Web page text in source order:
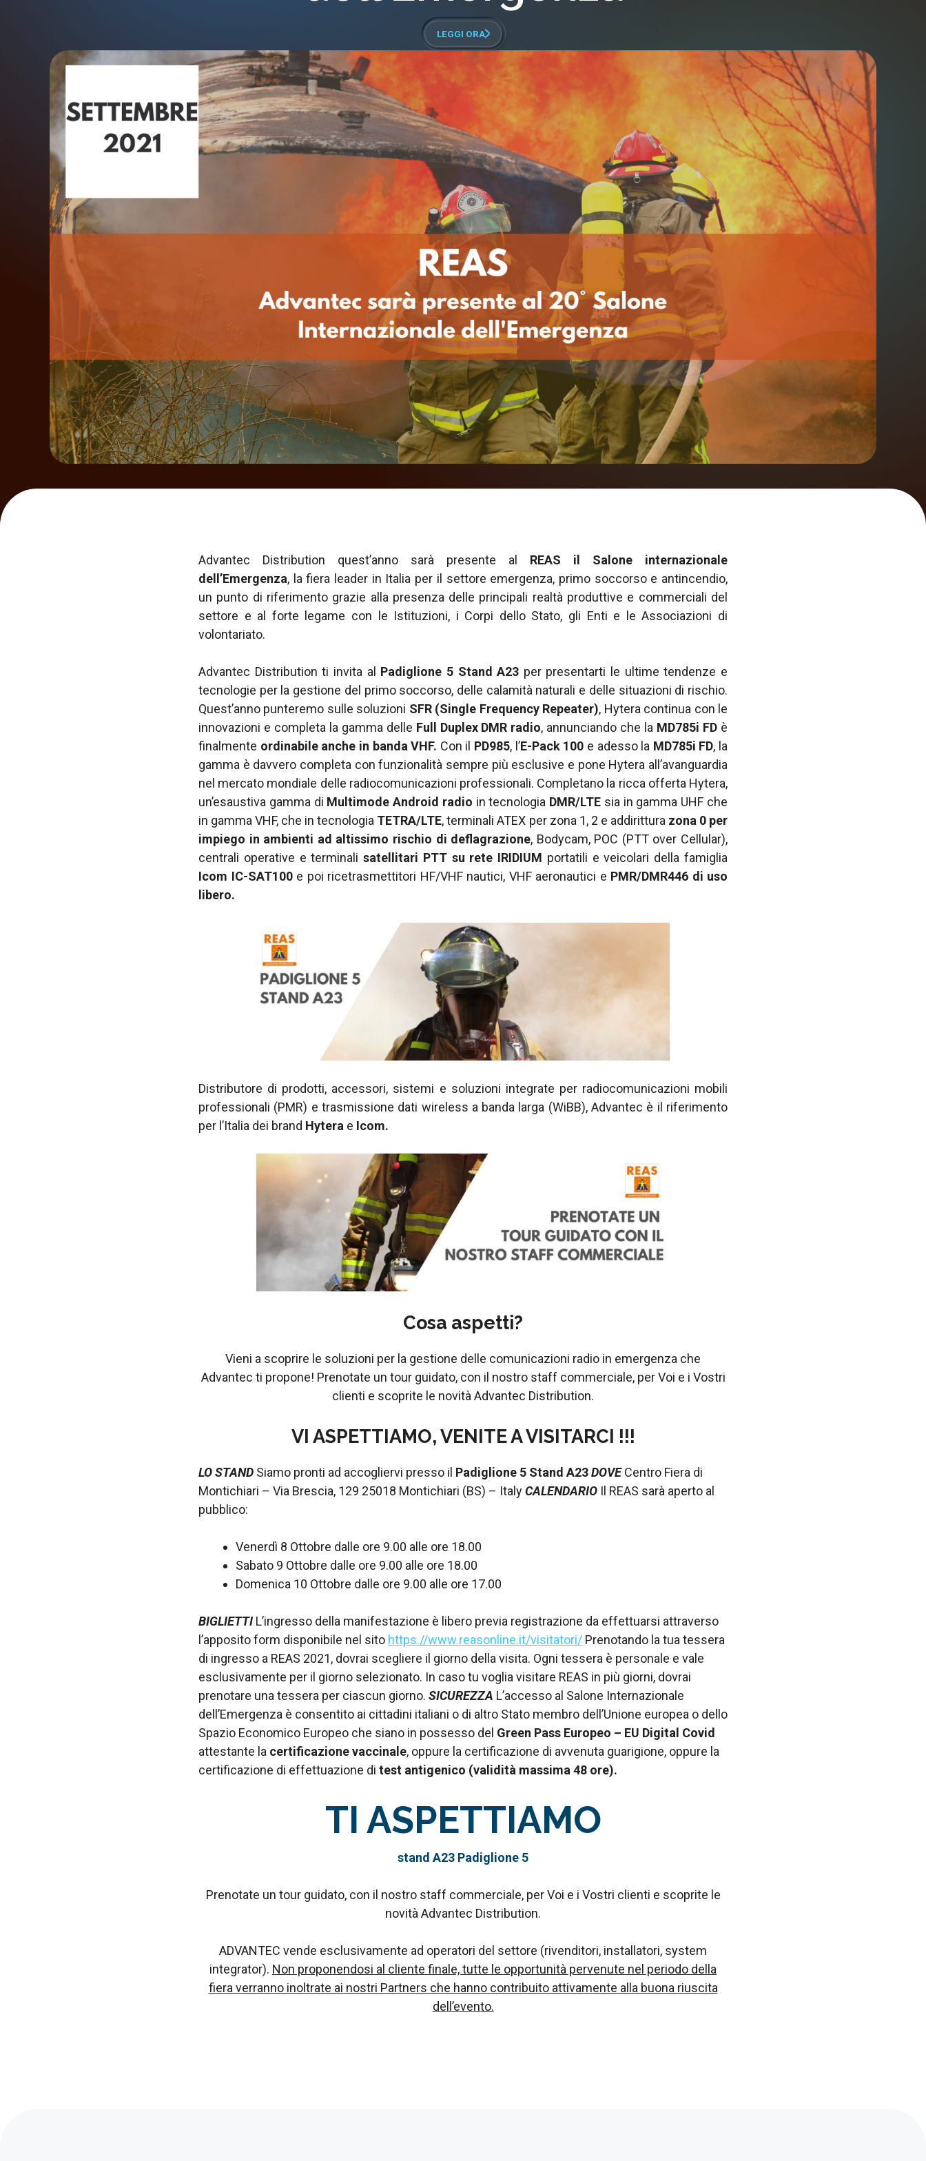
LEGGI ORA
Advantec Distribution quest’anno sarà presente al REAS il Salone internazionale
dell’Emergenza, la fiera leader in Italia per il settore emergenza, primo soccorso e antincendio,
un punto di riferimento grazie alla presenza delle principali realtà produttive e commerciali del
settore e al forte legame con le Istituzioni, i Corpi dello Stato, gli Enti e le Associazioni di
volontariato.
Advantec Distribution ti invita al Padiglione 5 Stand A23 per presentarti le ultime tendenze e
tecnologie per la gestione del primo soccorso, delle calamità naturali e delle situazioni di rischio.
Quest’anno punteremo sulle soluzioni SFR (Single Frequency Repeater), Hytera continua con le
innovazioni e completa la gamma delle Full Duplex DMR radio, annunciando che la MD785i FD è
finalmente ordinabile anche in banda VHF. Con il PD985, l’E-Pack 100 e adesso la MD785i FD, la
gamma è davvero completa con funzionalità sempre più esclusive e pone Hytera all’avanguardia
nel mercato mondiale delle radiocomunicazioni professionali. Completano la ricca offerta Hytera,
un’esaustiva gamma di Multimode Android radio in tecnologia DMR/LTE sia in gamma UHF che
in gamma VHF, che in tecnologia TETRA/LTE, terminali ATEX per zona 1, 2 e addirittura zona 0 per
impiego in ambienti ad altissimo rischio di deflagrazione, Bodycam, POC (PTT over Cellular),
centrali operative e terminalisatellitari PTT su rete IRIDIUM portatili e veicolari della famiglia
Icom IC-SAT100e poi ricetrasmettitori HF/VHF nautici, VHF aeronautici e PMR/DMR446 di uso
libero.
Distributore di prodotti, accessori, sistemi e soluzioni integrate per radiocomunicazioni mobili
professionali (PMR) e trasmissione dati wireless a banda larga (WiBB), Advantec è il riferimento
per l’Italia dei brand Hytera e Icom.
Cosa aspetti?
Vieni a scoprire le soluzioni per la gestione delle comunicazioni radio in emergenza che
Advantec ti propone! Prenotate un tour guidato, con il nostro staff commerciale, per Voi e i Vostri
clienti e scoprite le novità Advantec Distribution.
VI ASPETTIAMO, VENITE A VISITARCI !!!
LO STAND Siamo pronti ad accogliervi presso il Padiglione 5 Stand A23DOVECentro Fiera di
Montichiari – Via Brescia, 129 25018 Montichiari (BS) – ItalyCALENDARIO Il REAS sarà aperto al
pubblico:
Venerdì 8 Ottobre dalle ore 9.00 alle ore 18.00
Sabato 9 Ottobre dalle ore 9.00 alle ore 18.00
Domenica 10 Ottobre dalle ore 9.00 alle ore 17.00
BIGLIETTI L’ingresso della manifestazione è libero previa registrazione da effettuarsi attraverso
l’apposito form disponibile nel sito https.//www.reasonline.it/visitatori/ Prenotando la tua tessera
di ingresso a REAS 2021, dovrai scegliere il giorno della visita. Ogni tessera è personale e vale
esclusivamente per il giorno selezionato. In caso tu voglia visitare REAS in più giorni, dovrai
prenotare una tessera per ciascun giorno. SICUREZZA L’accesso al Salone Internazionale
dell’Emergenza è consentito ai cittadini italiani o di altro Stato membro dell’Unione europea o dello
Spazio Economico Europeo che siano in possesso del Green Pass Europeo – EU Digital Covid
attestante la certificazione vaccinale, oppure la certificazione di avvenuta guarigione, oppure la
certificazione di effettuazione di test antigenico (validità massima 48 ore).
TI ASPETTIAMO
stand A23 Padiglione 5
Prenotate un tour guidato, con il nostro staff commerciale, per Voi e i Vostri clienti e scoprite le
novità Advantec Distribution.
ADVANTEC vende esclusivamente ad operatori del settore (rivenditori, installatori, system
integrator). Non proponendosi al cliente finale, tutte le opportunità pervenute nel periodo della
fiera verranno inoltrate ai nostri Partners che hanno contribuito attivamente alla buona riuscita
dell’evento.